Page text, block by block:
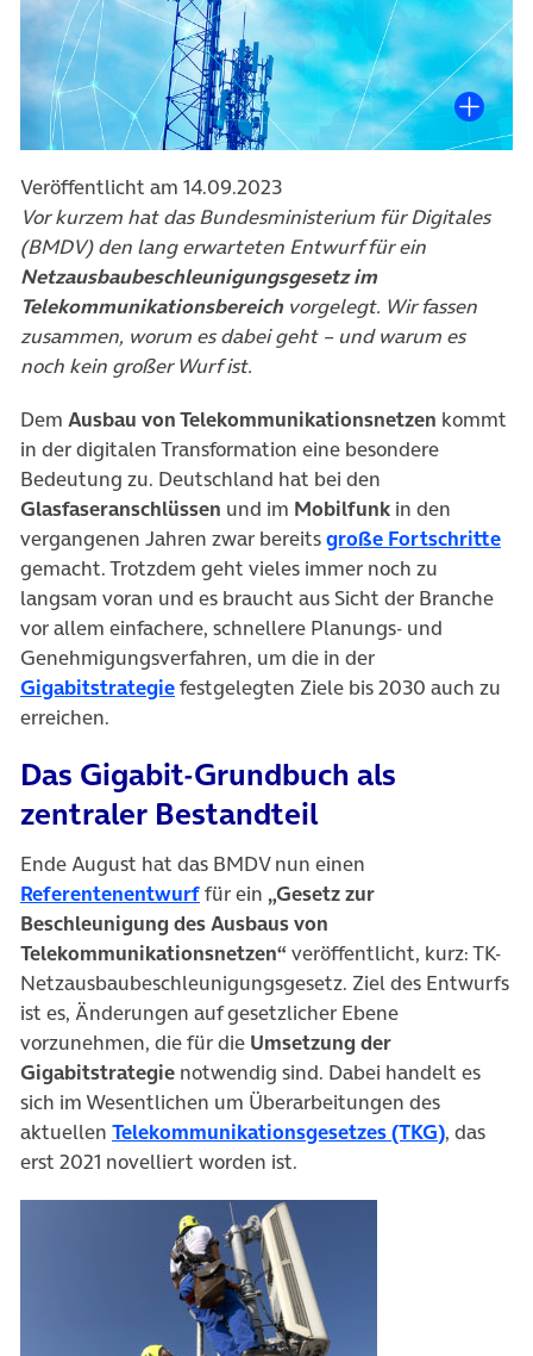
Veröffentlicht am 14.09.2023
Vor kurzem hat dasBundesministerium für Digitales
(BMDV) den lang erwarteten Entwurf für ein
Netzausbaubeschleunigungsgesetz im
Telekommunikationsbereich vorgelegt. Wir fassen
zusammen, worum es dabei geht – und warum es
noch kein großer Wurf ist.
Dem Ausbau von Telekommunikationsnetzen kommt
in der digitalen Transformation eine besondere
Bedeutung zu. Deutschland hat bei den
Glasfaseranschlüssen und im Mobilfunk in den
vergangenen Jahren zwar bereitsgroße Fortschritte
gemacht. Trotzdem geht vieles immer noch zu
langsam voran und es braucht aus Sicht der Branche
vor allem einfachere, schnellere Planungs- und
Genehmigungsverfahren, um die in der
Gigabitstrategie(öffnet in neuem Tab)
festgelegten Ziele bis 2030 auch zu
erreichen.
Das Gigabit-Grundbuch als
zentraler Bestandteil
Ende August hat das BMDV nun einen
Referentenentwurf(öffnet in neuem Tab)
für ein „Gesetz zur
Beschleunigung des Ausbaus von
Telekommunikationsnetzen“ veröffentlicht, kurz: TK-
Netzausbaubeschleunigungsgesetz. Ziel des Entwurfs
ist es, Änderungen auf gesetzlicher Ebene
vorzunehmen, die für die Umsetzung der
Gigabitstrategie notwendig sind. Dabei handelt es
sich im Wesentlichen um Überarbeitungen des
aktuellen Telekommunikationsgesetzes (TKG)(öffnet in
, das
erst 2021 novelliert worden ist.